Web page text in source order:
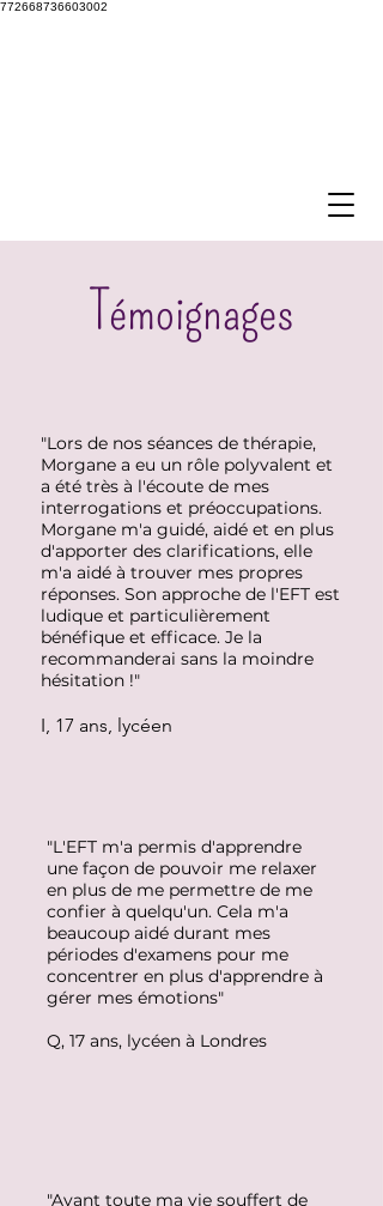
772668736603002
Témoignages
"Lors de nos séances de thérapie,
Morgane a eu un rôle polyvalent et
a été très à l'écoute de mes
interrogations et préoccupations.
Morgane m'a guidé, aidé et en plus
d'apporter des clarifications, elle
m'a aidé à trouver mes propres
réponses. Son approche de l'EFT est
ludique et particulièrement
bénéfique et efficace. Je la
recommanderai sans la moindre
hésitation !"
I, 17 ans, lycéen
"L'EFT m'a permis d'apprendre
une façon de pouvoir me relaxer
en plus de me permettre de me
confier à quelqu'un. Cela m'a
beaucoup aidé durant mes
périodes d'examens pour me
concentrer en plus d'apprendre à
gérer mes émotions"
Q, 17 ans, lycéen à Londres
"Ayant toute ma vie souffert de